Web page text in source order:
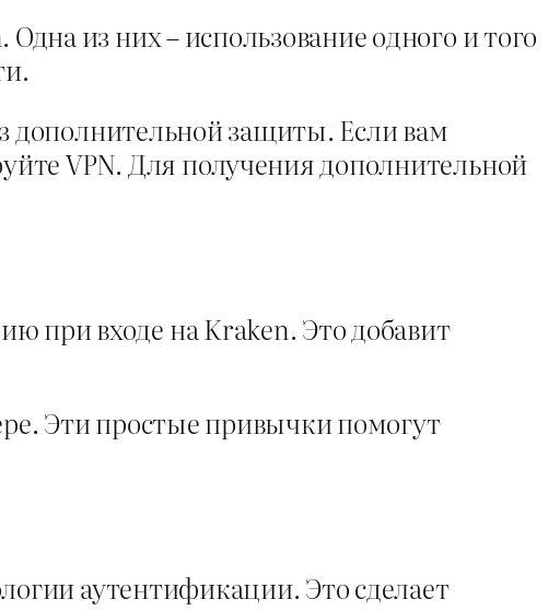
из них – использование одного и того
дополнительной защиты. Если вам
VPN. Для получения дополнительной
при входе на Kraken. Это добавит
Эти простые привычки помогут
аутентификации. Это сделает